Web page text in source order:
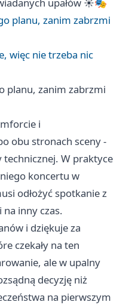
upałów ☀️🎭
planu, zanim zabrzmi
więc nie trzeba nic
planu, zanim zabrzmi
i
obu stronach sceny -
W praktyce
koncertu w
odłożyć spotkanie z
na inny czas.
i dziękuje za
czekały na ten
ale w upalny
decyzję niż
na pierwszym